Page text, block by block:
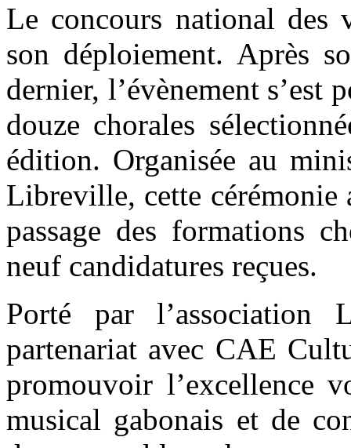
Le concours national des
son déploiement. Après
dernier, l’évènement s’est
douze chorales
édition. Organisée au
Libreville, cette cérémonie
passage des formations
neuf candidatures reçues.
Porté par
partenariat avec CAE
promouvoir l’excellence
musical gabonais et de